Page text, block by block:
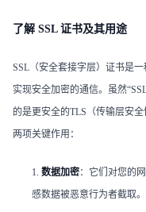
了解 SSL 证书及其用途
SSL（安全套接字层）证书是
实现安全加密的通信。虽然
的是更安全的TLS（传输层安
两项关键作用：
数据加密：它们对您的
感数据被恶意行为者截取。